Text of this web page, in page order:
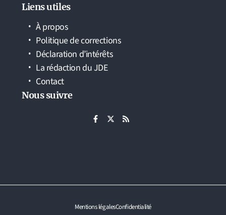
Liens utiles
À propos
Politique de corrections
Déclaration d’intérêts
La rédaction du JDE
Contact
Nous suivre
Mentions légalesConfidentialité